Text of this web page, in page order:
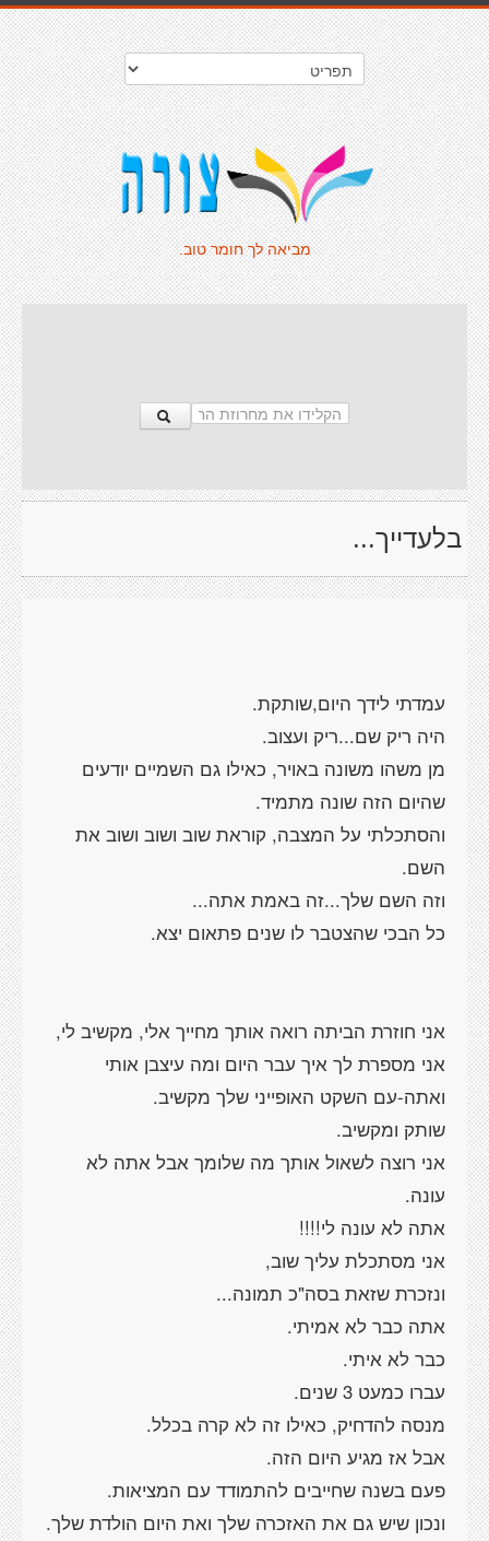
מביאה לך חומר טוב.
בלעדייך...
עמדתי לידך היום,שותקת.
היה ריק שם...ריק ועצוב.
מן משהו משונה באויר, כאילו גם השמיים יודעים
שהיום הזה שונה מתמיד.
והסתכלתי על המצבה, קוראת שוב ושוב ושוב את
השם.
וזה השם שלך...זה באמת אתה...
כל הבכי שהצטבר לו שנים פתאום יצא.
אני חוזרת הביתה רואה אותך מחייך אלי, מקשיב לי,
אני מספרת לך איך עבר היום ומה עיצבן אותי
ואתה-עם השקט האופייני שלך מקשיב.
שותק ומקשיב.
אני רוצה לשאול אותך מה שלומך אבל אתה לא
עונה.
אתה לא עונה לי!!!!
אני מסתכלת עליך שוב,
ונזכרת שזאת בסה"כ תמונה...
אתה כבר לא אמיתי.
כבר לא איתי.
עברו כמעט 3 שנים.
מנסה להדחיק, כאילו זה לא קרה בכלל.
אבל אז מגיע היום הזה.
פעם בשנה שחייבים להתמודד עם המציאות.
ונכון שיש גם את האזכרה שלך ואת היום הולדת שלך.